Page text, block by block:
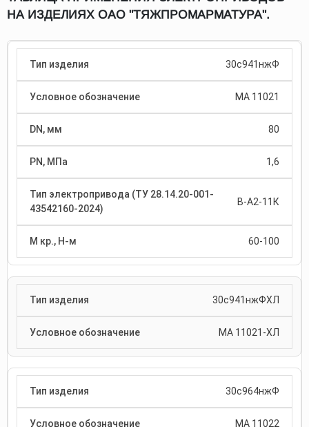
НА ИЗДЕЛИЯХ ОАО "ТЯЖПРОМАРМАТУРА".
30с941нжФ
МА 11021
80
1,6
В-А2-11К
60-100
30с941нжФХЛ
МА 11021-ХЛ
30с964нжФ
МА 11022